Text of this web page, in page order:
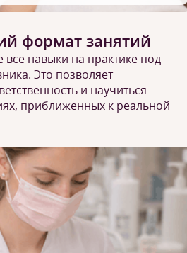
формат занятий
все навыки на практике под
Это позволяет
и научиться
приближенных к реальной